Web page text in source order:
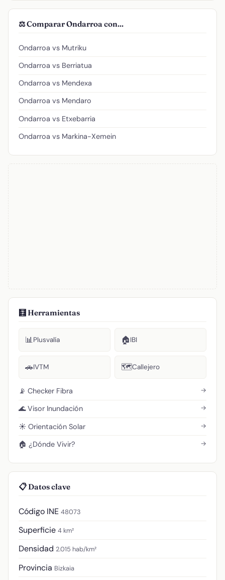
⚖️ Comparar Ondarroa con...
Ondarroa vs Mutriku
Ondarroa vs Berriatua
Ondarroa vs Mendexa
Ondarroa vs Mendaro
Ondarroa vs Etxebarria
Ondarroa vs Markina-Xemein
🧮 Herramientas
📊Plusvalía 🏠IBI
🚗IVTM 🗺️Callejero
📡 Checker Fibra →
🌊 Visor Inundación →
☀️ Orientación Solar →
🏠 ¿Dónde Vivir? →
📋 Datos clave
Código INE 48073
Superficie 4 km²
Densidad 2.015 hab/km²
Provincia Bizkaia